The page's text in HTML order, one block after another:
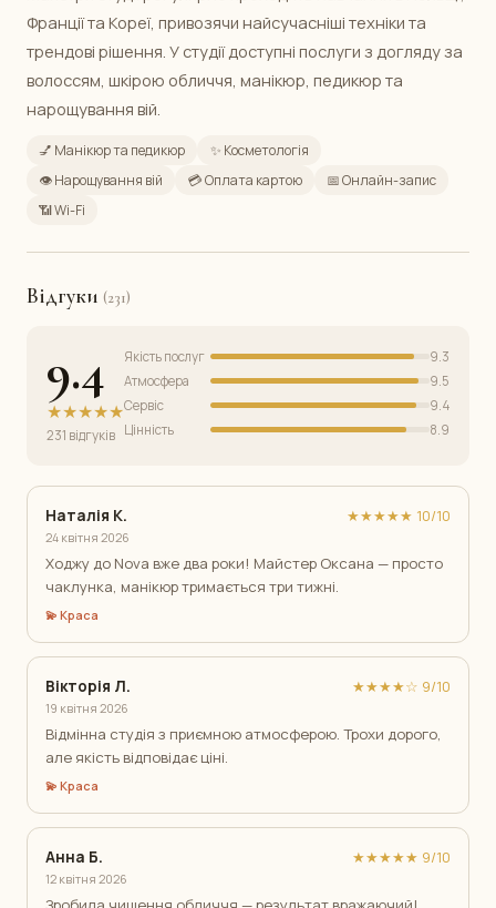
Франції та Кореї, привозячи найсучасніші техніки та
трендові рішення. У студії доступні послуги з догляду за
волоссям, шкірою обличчя, манікюр, педикюр та
нарощування вій.
💅 Манікюр та педикюр
✨ Косметологія
👁️ Нарощування вій
💳 Оплата картою
📅 Онлайн-запис
📶 Wi-Fi
Відгуки (231)
9.4
★★★★★
231 відгуків
Якість послуг
9.3
Атмосфера
9.5
Сервіс
9.4
Цінність
8.9
Наталія К.
24 квітня 2026
★★★★★ 10/10
Ходжу до Nova вже два роки! Майстер Оксана — просто
чаклунка, манікюр тримається три тижні.
💫 Краса
Вікторія Л.
19 квітня 2026
★★★★☆ 9/10
Відмінна студія з приємною атмосферою. Трохи дорого,
але якість відповідає ціні.
💫 Краса
Анна Б.
12 квітня 2026
★★★★★ 9/10